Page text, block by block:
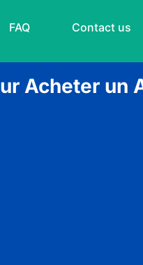
FAQ Contact us
Acheter un